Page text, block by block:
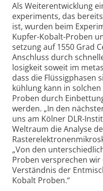
Als Weiter­entwicklung
experiments, das
ist, wurden beim
Kupfer-Kobalt-Proben
setzung auf 1550 Grad
Anschluss durch
losigkeit soweit im
dass die Flüssig­phasen
kühlung kann in
Proben durch
werden. „In den
uns am Kölner DLR-
Weltraum die Analyse
„Von den
Proben versprechen
Verständnis der
Kobalt Proben.“